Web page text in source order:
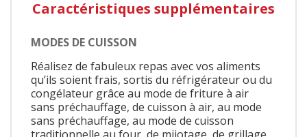
Caractéristiques supplémentaires
MODES DE CUISSON
Réalisez de fabuleux repas avec vos aliments
qu’ils soient frais, sortis du réfrigérateur ou du
congélateur grâce au mode de friture à air
sans préchauffage, de cuisson à air, au mode
sans préchauffage, au mode de cuisson